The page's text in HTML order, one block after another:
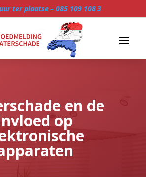
ter plaatse – 085 109 108 3
en de
op